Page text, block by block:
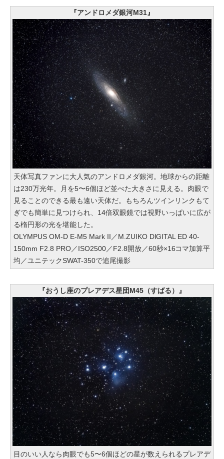
『アンドロメダ銀河M31』
天体写真ファンに大人気のアンドロメダ銀河。地球からの距離
は230万光年。月を5〜6個ほど並べた大きさに見える。肉眼で
見ることのできる最も遠い天体だ。もちろんツインリンクもて
ぎでも簡単に見つけられ、14倍双眼鏡では視野いっぱいに広が
る楕円形の光を堪能した。
OLYMPUS OM-D E-M5 Mark II／M.ZUIKO DIGITAL ED 40-
150mm F2.8 PRO／ISO2500／F2.8開放／60秒×16コマ加算平
均／ユニテックSWAT-350で追尾撮影
『おうし座のプレアデス星団M45（すばる）』
目のいい人なら肉眼でも5〜6個ほどの星が数えられるプレアデ